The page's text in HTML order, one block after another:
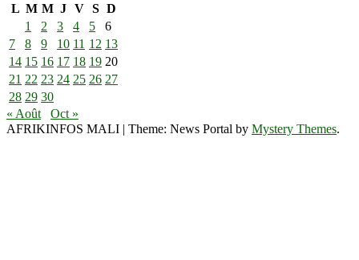
L M M J V S D
1
2 3 4 5
6
7
8 9 10 11 12 13
14 15 16 17 18 19 20
21 22 23 24 25 26 27
28 29 30
« Août
Oct »
AFRIKINFOS MALI | Theme: News Portal by Mystery Themes.